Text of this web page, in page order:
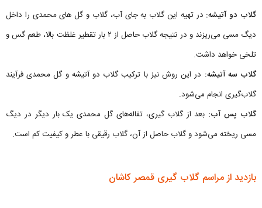
گلاب دو آتیشه: در تهیه این گلاب به جای آب، گلاب و گل های محمدی را داخل
دیگ مسی می‌ریزند و در نتیجه گلاب حاصل از ۲ بار تقطیر غلظت بالا، طعم گس و
تلخی خواهد داشت.
گلاب سه آتیشه: در این روش نیز با ترکیب گلاب دو آتیشه و گل محمدی فرآیند
گلاب‌گیری انجام می‌شود.
گلاب پس آب: بعد از گلاب گیری، تفاله‌های گل محمدی یک بار دیگر در دیگ
مسی ریخته می‌شود و گلاب حاصل از آن، گلاب رقیقی با عطر و کیفیت کم است.
بازدید از مراسم گلاب گیری قمصر کاشان